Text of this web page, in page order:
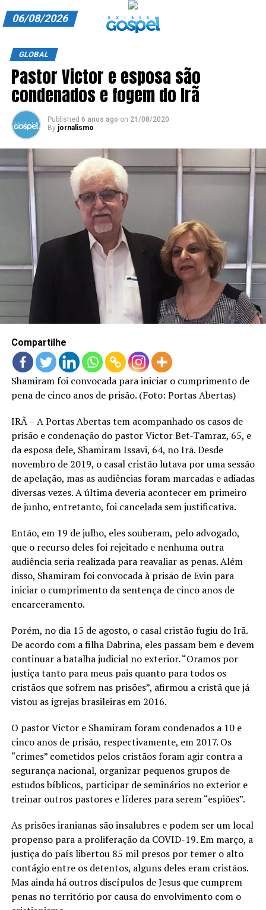
ANUNCIE CONOSCO
ASSINE
CARRINHO
EDITORIAL
ENTREVISTAS
EXPEDIENTE
FINALIZAR COMPRA
HOME
LANÇAMENTOS
06/08/2026
GLOBAL
Pastor Victor e esposa são
condenados e fogem do Irã
Published 6 anos ago on 21/08/2020
By jornalismo
Compartilhe
Shamiram foi convocada para iniciar o cumprimento de
pena de cinco anos de prisão. (Foto: Portas Abertas)
IRÃ – A Portas Abertas tem acompanhado os casos de
prisão e condenação do pastor Victor Bet-Tamraz, 65, e
da esposa dele, Shamiram Issavi, 64, no Irã. Desde
novembro de 2019, o casal cristão lutava por uma sessão
de apelação, mas as audiências foram marcadas e adiadas
diversas vezes. A última deveria acontecer em primeiro
de junho, entretanto, foi cancelada sem justificativa.
Então, em 19 de julho, eles souberam, pelo advogado,
que o recurso deles foi rejeitado e nenhuma outra
audiência seria realizada para reavaliar as penas. Além
disso, Shamiram foi convocada à prisão de Evin para
iniciar o cumprimento da sentença de cinco anos de
encarceramento.
Porém, no dia 15 de agosto, o casal cristão fugiu do Irã.
De acordo com a filha Dabrina, eles passam bem e devem
continuar a batalha judicial no exterior. “Oramos por
justiça tanto para meus pais quanto para todos os
cristãos que sofrem nas prisões”, afirmou a cristã que já
vistou as igrejas brasileiras em 2016.
O pastor Victor e Shamiram foram condenados a 10 e
cinco anos de prisão, respectivamente, em 2017. Os
“crimes” cometidos pelos cristãos foram agir contra a
segurança nacional, organizar pequenos grupos de
estudos bíblicos, participar de seminários no exterior e
treinar outros pastores e líderes para serem “espiões”.
As prisões iranianas são insalubres e podem ser um local
propenso para a proliferação da COVID-19. Em março, a
justiça do país libertou 85 mil presos por temer o alto
contágio entre os detentos, alguns deles eram cristãos.
Mas ainda há outros discípulos de Jesus que cumprem
penas no território por causa do envolvimento com o